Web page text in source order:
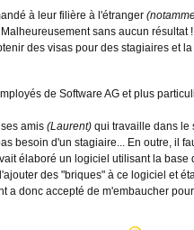
à leur filière à l'étranger
sans aucun résultat
des visas pour des stagiaires et
de Software AG et plus
amis (Laurent) qui travaille dans le
besoin d'un stagiaire... En outre, il
élaboré un logiciel utilisant la base
des "briques" à ce logiciel et
a donc accepté de m'embaucher